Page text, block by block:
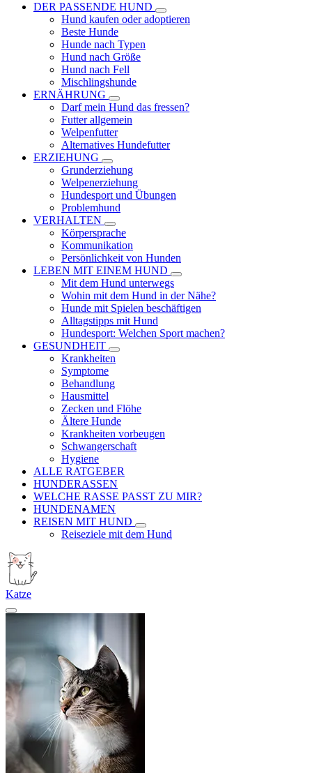
DER PASSENDE HUND
Hund kaufen oder adoptieren
Beste Hunde
Hunde nach Typen
Hund nach Größe
Hund nach Fell
Mischlingshunde
ERNÄHRUNG
Darf mein Hund das fressen?
Futter allgemein
Welpenfutter
Alternatives Hundefutter
ERZIEHUNG
Grunderziehung
Welpenerziehung
Hundesport und Übungen
Problemhund
VERHALTEN
Körpersprache
Kommunikation
Persönlichkeit von Hunden
LEBEN MIT EINEM HUND
Mit dem Hund unterwegs
Wohin mit dem Hund in der Nähe?
Hunde mit Spielen beschäftigen
Alltagstipps mit Hund
Hundesport: Welchen Sport machen?
GESUNDHEIT
Krankheiten
Symptome
Behandlung
Hausmittel
Zecken und Flöhe
Ältere Hunde
Krankheiten vorbeugen
Schwangerschaft
Hygiene
ALLE RATGEBER
HUNDERASSEN
WELCHE RASSE PASST ZU MIR?
HUNDENAMEN
REISEN MIT HUND
Reiseziele mit dem Hund
Katze